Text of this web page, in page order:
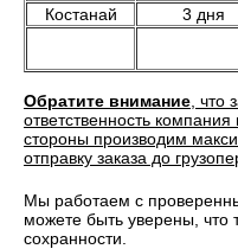
Костанай
3 дня
Обратите внимание , что
ответственность
стороны производим
отправку заказа до
Мы работаем с
можете быть уверены, что
сохранности.